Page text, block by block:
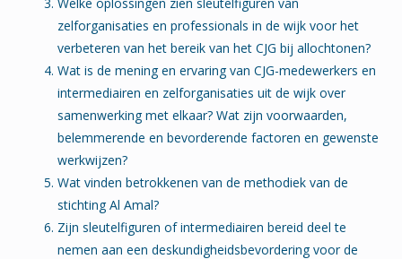
zelforganisaties en professionals in de wijk voor het
verbeteren van het bereik van het CJG bij allochtonen?
Wat is de mening en ervaring van CJG-medewerkers en
intermediairen en zelforganisaties uit de wijk over
samenwerking met elkaar? Wat zijn voorwaarden,
belemmerende en bevorderende factoren en gewenste
werkwijzen?
Wat vinden betrokkenen van de methodiek van de
stichting Al Amal?
Zijn sleutelfiguren of intermediairen bereid deel te
nemen aan een deskundigheidsbevordering voor de